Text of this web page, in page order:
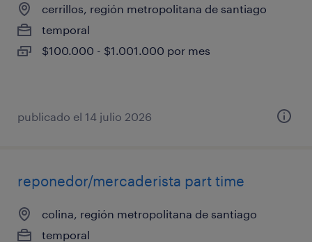
cerrillos, región metropolitana de santiago
temporal
$100.000 - $1.001.000 por mes
publicado el 14 julio 2026
reponedor/mercaderista part time
colina, región metropolitana de santiago
temporal